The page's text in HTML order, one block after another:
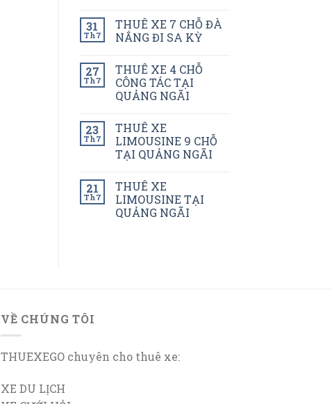
31
Th7
THUÊ XE 7 CHỖ ĐÀ
NẮNG ĐI SA KỲ
27
Th7
THUÊ XE 4 CHỖ
CÔNG TÁC TẠI
QUẢNG NGÃI
23
Th7
THUÊ XE
LIMOUSINE 9 CHỖ
TẠI QUẢNG NGÃI
21
Th7
THUÊ XE
LIMOUSINE TẠI
QUẢNG NGÃI
VỀ CHÚNG TÔI
THUEXEGO chuyên cho thuê xe:
XE DU LỊCH